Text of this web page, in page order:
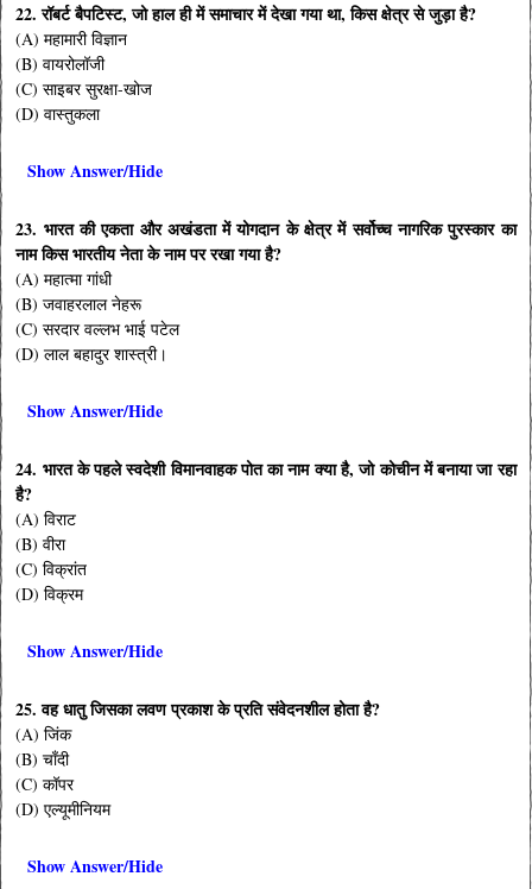
22. रॉबर्ट बैपटिस्ट, जो हाल ही में समाचार में देखा गया था, किस क्षेत्र से जुड़ा है?
(A) महामारी विज्ञान
(B) वायरोलॉजी
(C) साइबर सुरक्षा-खोज
(D) वास्तुकला
Show Answer/Hide
23. भारत की एकता और अखंडता में योगदान के क्षेत्र में सर्वोच्च नागरिक पुरस्कार का
नाम किस भारतीय नेता के नाम पर रखा गया है?
(A) महात्मा गांधी
(B) जवाहरलाल नेहरू
(C) सरदार वल्लभ भाई पटेल
(D) लाल बहादुर शास्त्री।
Show Answer/Hide
24. भारत के पहले स्वदेशी विमानवाहक पोत का नाम क्या है, जो कोचीन में बनाया जा रहा
है?
(A) विराट
(B) वीरा
(C) विक्रांत
(D) विक्रम
Show Answer/Hide
25. वह धातु जिसका लवण प्रकाश के प्रति संवेदनशील होता है?
(A) जिंक
(B) चाँदी
(C) कॉपर
(D) एल्यूमीनियम
Show Answer/Hide